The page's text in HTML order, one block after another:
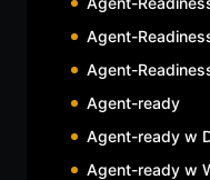
Agent-
Agent-
Agent-ready
Agent-ready w
Agent-ready w